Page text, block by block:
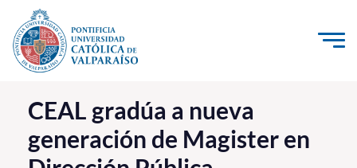
Click acá para ir directamente al contenido
La Universidad
Investigación, Creación e Innovación
PUCV Internacional
CEAL gradúa a nueva
generación de Magister en